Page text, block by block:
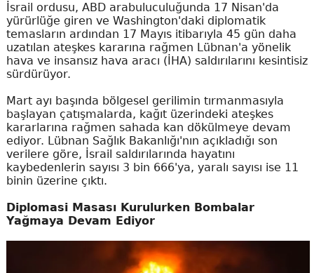
İsrail ordusu, ABD arabuluculuğunda 17 Nisan'da
yürürlüğe giren ve Washington'daki diplomatik
temasların ardından 17 Mayıs itibarıyla 45 gün daha
uzatılan ateşkes kararına rağmen Lübnan'a yönelik
hava ve insansız hava aracı (İHA) saldırılarını kesintisiz
sürdürüyor.
Mart ayı başında bölgesel gerilimin tırmanmasıyla
başlayan çatışmalarda, kağıt üzerindeki ateşkes
kararlarına rağmen sahada kan dökülmeye devam
ediyor. Lübnan Sağlık Bakanlığı'nın açıkladığı son
verilere göre, İsrail saldırılarında hayatını
kaybedenlerin sayısı 3 bin 666'ya, yaralı sayısı ise 11
binin üzerine çıktı.
Diplomasi Masası Kurulurken Bombalar
Yağmaya Devam Ediyor